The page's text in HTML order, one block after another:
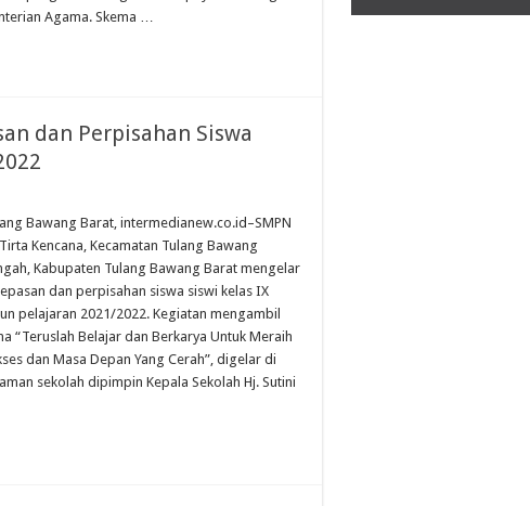
Agama. Skema …
dan Perpisahan Siswa
Bawang Barat, intermedianew.co.id–SMPN
Kencana, Kecamatan Tulang Bawang
Kabupaten Tulang Bawang Barat mengelar
dan perpisahan siswa siswi kelas IX
pelajaran 2021/2022. Kegiatan mengambil
“Teruslah Belajar dan Berkarya Untuk Meraih
dan Masa Depan Yang Cerah”, digelar di
sekolah dipimpin Kepala Sekolah Hj. Sutini